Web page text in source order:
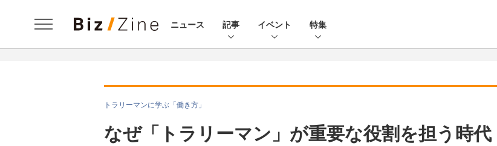
ニュース 記事 イベント 特集
トラリーマンに学ぶ「働き方」
なぜ「トラリーマン」が重要な役割を担う時代